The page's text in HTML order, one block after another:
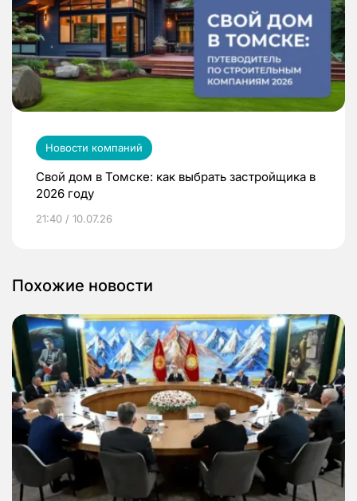
Новости компаний
Свой дом в Томске: как выбрать застройщика в
2026 году
21:40 / 10.07.26
Похожие новости